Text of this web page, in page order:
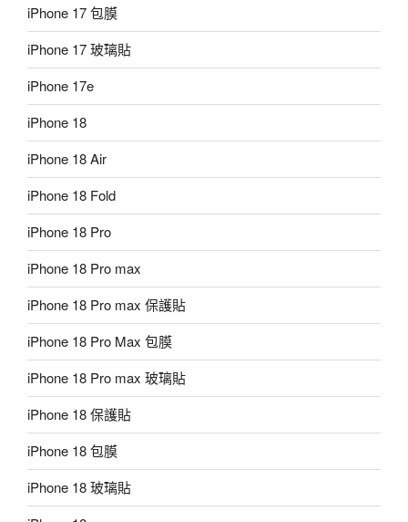
iPhone 17 包膜
iPhone 17 玻璃貼
iPhone 17e
iPhone 18
iPhone 18 Air
iPhone 18 Fold
iPhone 18 Pro
iPhone 18 Pro max
iPhone 18 Pro max 保護貼
iPhone 18 Pro Max 包膜
iPhone 18 Pro max 玻璃貼
iPhone 18 保護貼
iPhone 18 包膜
iPhone 18 玻璃貼